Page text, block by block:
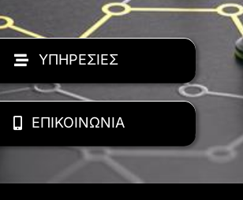
ΥΠΗΡΕΣΙΕΣ
ΕΠΙΚΟΙΝΩΝΙΑ